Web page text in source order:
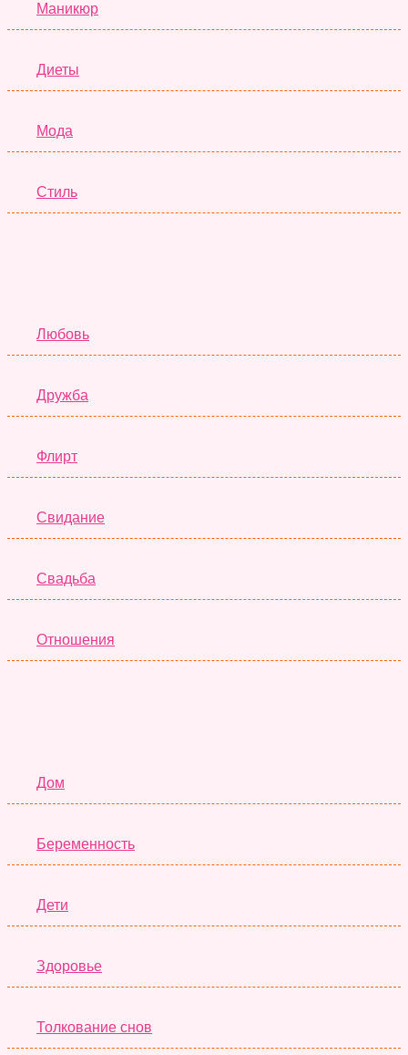
Маникюр
Диеты
Мода
Стиль
Любовь
Дружба
Флирт
Свидание
Свадьба
Отношения
Дом
Беременность
Дети
Здоровье
Толкование снов